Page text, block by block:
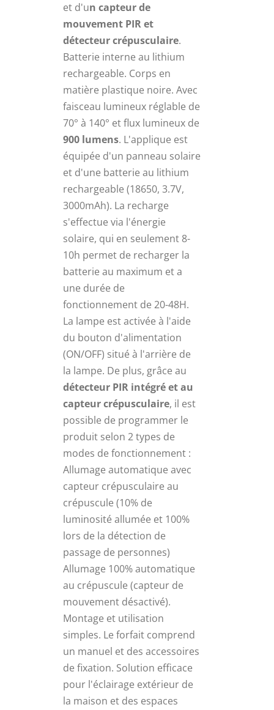
et d'un capteur de
mouvement PIR et
détecteur crépusculaire.
Batterie interne au lithium
rechargeable. Corps en
matière plastique noire. Avec
faisceau lumineux réglable de
70° à 140° et flux lumineux de
900 lumens. L'applique est
équipée d'un panneau solaire
et d'une batterie au lithium
rechargeable (18650, 3.7V,
3000mAh). La recharge
s'effectue via l'énergie
solaire, qui en seulement 8-
10h permet de recharger la
batterie au maximum et a
une durée de
fonctionnement de 20-48H.
La lampe est activée à l'aide
du bouton d'alimentation
(ON/OFF) situé à l'arrière de
la lampe. De plus, grâce au
détecteur PIR intégré et au
capteur crépusculaire, il est
possible de programmer le
produit selon 2 types de
modes de fonctionnement :
Allumage automatique avec
capteur crépusculaire au
crépuscule (10% de
luminosité allumée et 100%
lors de la détection de
passage de personnes)
Allumage 100% automatique
au crépuscule (capteur de
mouvement désactivé).
Montage et utilisation
simples. Le forfait comprend
un manuel et des accessoires
de fixation. Solution efficace
pour l'éclairage extérieur de
la maison et des espaces